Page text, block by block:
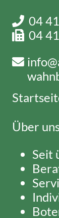
04
04
Über
Seit